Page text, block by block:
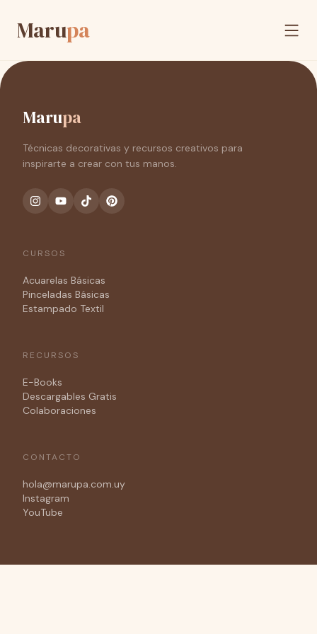
Marupa
Marupa
Técnicas decorativas y recursos creativos para
inspirarte a crear con tus manos.
CURSOS
Acuarelas Básicas
Pinceladas Básicas
Estampado Textil
RECURSOS
E-Books
Descargables Gratis
Colaboraciones
CONTACTO
hola@marupa.com.uy
Instagram
YouTube